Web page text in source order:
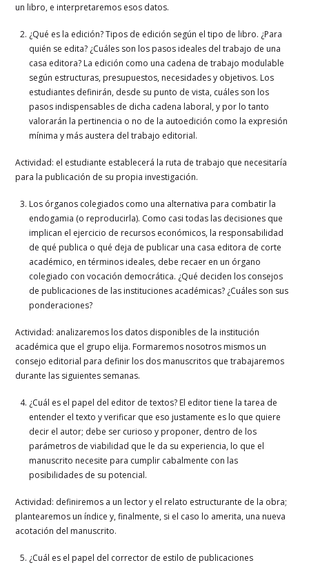
un libro, e interpretaremos esos datos.
¿Qué es la edición? Tipos de edición según el tipo de libro. ¿Para
quién se edita? ¿Cuáles son los pasos ideales del trabajo de una
casa editora? La edición como una cadena de trabajo modulable
según estructuras, presupuestos, necesidades y objetivos. Los
estudiantes definirán, desde su punto de vista, cuáles son los
pasos indispensables de dicha cadena laboral, y por lo tanto
valorarán la pertinencia o no de la autoedición como la expresión
mínima y más austera del trabajo editorial.
Actividad: el estudiante establecerá la ruta de trabajo que necesitaría
para la publicación de su propia investigación.
Los órganos colegiados como una alternativa para combatir la
endogamia (o reproducirla). Como casi todas las decisiones que
implican el ejercicio de recursos económicos, la responsabilidad
de qué publica o qué deja de publicar una casa editora de corte
académico, en términos ideales, debe recaer en un órgano
colegiado con vocación democrática. ¿Qué deciden los consejos
de publicaciones de las instituciones académicas? ¿Cuáles son sus
ponderaciones?
Actividad: analizaremos los datos disponibles de la institución
académica que el grupo elija. Formaremos nosotros mismos un
consejo editorial para definir los dos manuscritos que trabajaremos
durante las siguientes semanas.
¿Cuál es el papel del editor de textos? El editor tiene la tarea de
entender el texto y verificar que eso justamente es lo que quiere
decir el autor; debe ser curioso y proponer, dentro de los
parámetros de viabilidad que le da su experiencia, lo que el
manuscrito necesite para cumplir cabalmente con las
posibilidades de su potencial.
Actividad: definiremos a un lector y el relato estructurante de la obra;
plantearemos un índice y, finalmente, si el caso lo amerita, una nueva
acotación del manuscrito.
¿Cuál es el papel del corrector de estilo de publicaciones